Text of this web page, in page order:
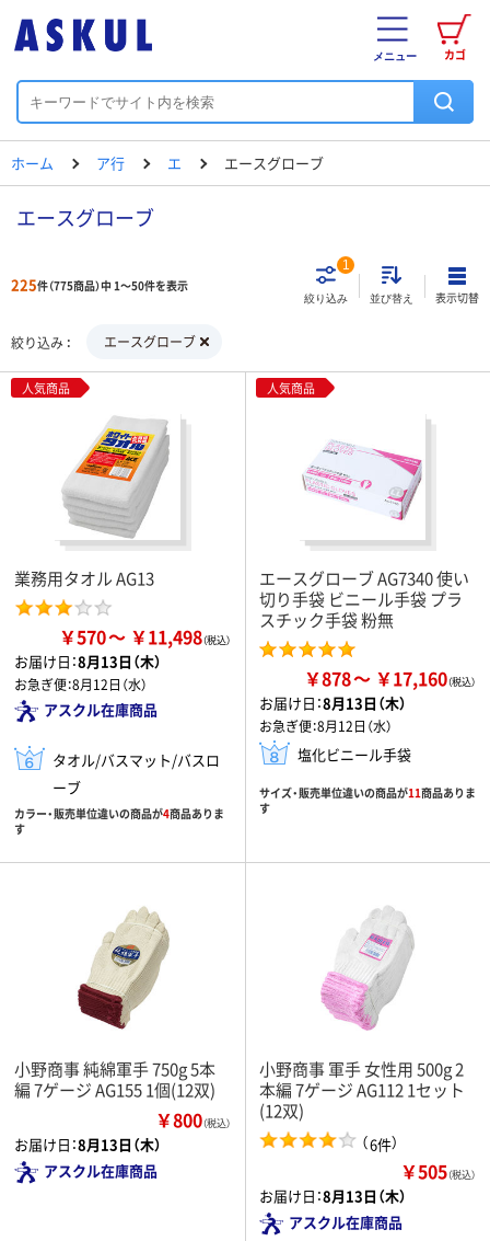
カゴ
メニュー
ホーム ア行 エ エースグローブ
エースグローブ
225件（775商品）中 1～50件を表示
絞り込み
1
並び替え 表示切替
絞り込み エースグローブ
人気商品
業務用タオル AG13
￥570 ￥11,498
お届け日：8月13日（木）
お急ぎ便：8月12日（水）
アスクル在庫商品
タオル/バスマット/バスロ
ーブ
カラー・販売単位違いの商品が4商品ありま
す
人気商品
エースグローブ AG7340 使い
切り手袋 ビニール手袋 プラ
スチック手袋 粉無
￥878 ￥17,160
お届け日：8月13日（木）
お急ぎ便：8月12日（水）
塩化ビニール手袋
サイズ・販売単位違いの商品が11商品ありま
す
小野商事 純綿軍手 750g 5本
編 7ゲージ AG155 1個(12双)
￥800（税込）
お届け日：8月13日（木）
アスクル在庫商品
小野商事 軍手 女性用 500g 2
本編 7ゲージ AG112 1セット
(12双)
（6件）
￥505（税込）
お届け日：8月13日（木）
アスクル在庫商品